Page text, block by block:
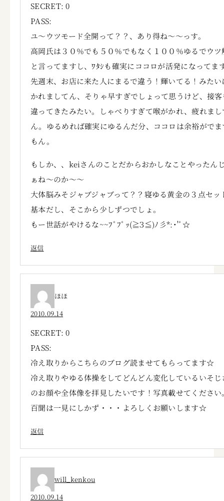
SECRET: 0
PASS:
ユ～ウツモード全開って？？、あり得ね～～っす。
高岡氏は３０％でも５０％でもなく１００％ゆるでウツ
と言ってますし、ﾜﾀｼも確実にココロが活発になってま
先週末、お店に来た人にまるで違う！輝いてる！みたい
かれましてん、そりゃ早すぎでしょって思うけど、接
違ってきたみたい。しゃべりすぎて喉がかれ、疲れま
ん。ゆるめれば確実にゆるんだ分、ココロは余裕がで
もん。
もしか、、keiさんのことだからおかしなことやったん
ぁね～のか～～
大体脳みそジャブジャブって？？寝ゆる黄金の３点セッ
基本だし、そこから少しずつでしょ。
もー世話がやけるな~~ﾌﾟﾌﾟｯ(≧З≦)ﾉ彡*:･'ﾟ☆
返信
ほほ
2010.09.14
SECRET: 0
PASS:
冷え取りからこちらのブログ読ませてもらってます☆
冷え取りやゆる体操をしてどんどん変化しているいそじ
のお顔や全体像を拝見したいです！写真載せてください
百聞は一見にしかず・・・よろしくお願いします☆
返信
will_kenkou
2010.09.14